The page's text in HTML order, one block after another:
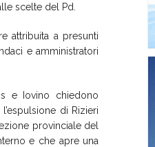
scelte del Pd.
attribuita a presunti
e amministratori
e Iovino chiedono
di Rizieri
provinciale del
e che apre una